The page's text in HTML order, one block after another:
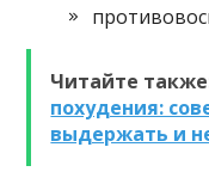
Читайте
похудения:
выдержать и